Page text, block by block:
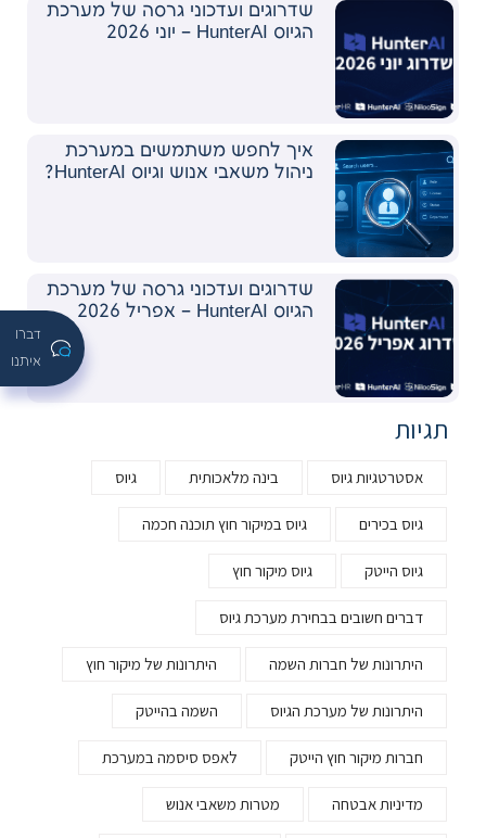
שדרוגים ועדכוני גרסה של מערכת
הגיוס HunterAI – יוני 2026
איך לחפש משתמשים במערכת
ניהול משאבי אנוש וגיוס HunterAI?
שדרוגים ועדכוני גרסה של מערכת
הגיוס HunterAI – אפריל 2026
תגיות
אסטרטגיות גיוס בינה מלאכותית גיוס
גיוס בכירים גיוס במיקור חוץ תוכנה חכמה
גיוס הייטק גיוס מיקור חוץ
דברים חשובים בבחירת מערכת גיוס
היתרונות של חברות השמה היתרונות של מיקור חוץ
היתרונות של מערכת הגיוס השמה בהייטק
חברות מיקור חוץ הייטק לאפס סיסמה במערכת
מדיניות אבטחה מטרות משאבי אנוש
דברו
איתנו